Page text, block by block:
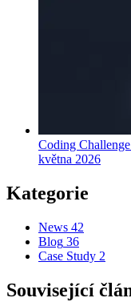
Coding
května 2026
Kategorie
News 42
Blog 36
Case Study 2
Související